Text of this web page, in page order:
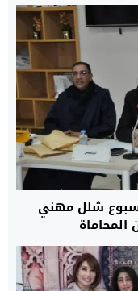
شلل مهني